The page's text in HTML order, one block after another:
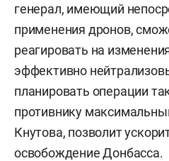
генерал, имеющий
применения дронов,
реагировать на
эффективно
планировать операции
противнику
Кнутова, позволит
освобождение Донбасса.